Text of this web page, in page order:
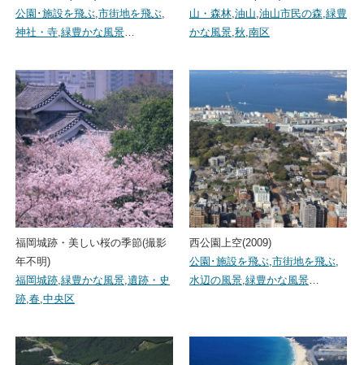
公園･施設を飛ぶ,市街地を飛ぶ,
神社・寺,緑豊かな風景…
山・森林,油山,油山市民の森,緑豊
かな風景,秋,南区
福岡城跡・美しい桜の季節(撮影
年不明)
福岡城跡,緑豊かな風景,遺跡・史
跡,春,中央区
西公園上空(2009)
公園･施設を飛ぶ,市街地を飛ぶ,
水辺の風景,緑豊かな風景…